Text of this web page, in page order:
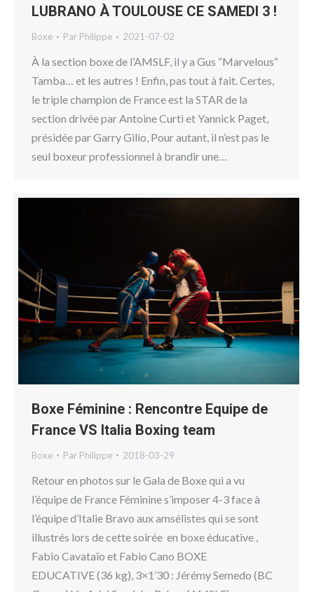
LUBRANO À TOULOUSE CE SAMEDI 3 !
Boxe Par Philippe 2021-07-02
À la section boxe de l’AMSLF, il y a Gus “Marvelous“
Tamba… et les autres ! Enfin, pas tout à fait. Certes,
le triple champion de France est la STAR de la
section drivée par Antoine Curti et Yannick Paget,
présidée par Garry Gilio, Pour autant, il n’est pas le
seul boxeur professionnel à brandir une…
Boxe Féminine : Rencontre Equipe de
France VS Italia Boxing team
Boxe Par Philippe 2018-03-29
Retour en photos sur le Gala de Boxe qui a vu
l’équipe de France Féminine s’imposer 4-3 face à
l’équipe d’Italie Bravo aux amsélistes qui se sont
illustrés lors de cette soirée en boxe éducative ,
Fabio Cavataïo et Fabio Cano BOXE
EDUCATIVE (36 kg), 3×1’30 : Jérémy Semedo (BC